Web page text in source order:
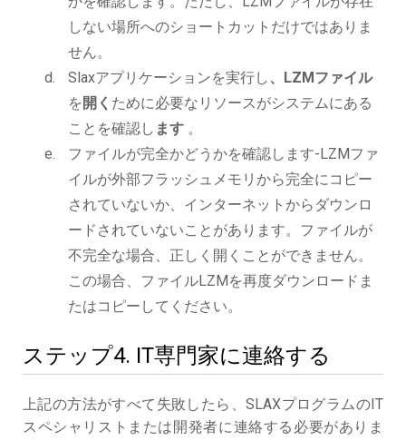
しない場所へのショートカットだけではありま
せん。
Slaxアプリケーションを実行し、LZMファイル
を 開く ために必要なリソースがシステムにある
ことを確認し ます 。
ファイルが完全かどうかを確認します-LZMファ
イルが外部フラッシュメモリから完全にコピー
されていないか、インターネットからダウンロ
ードされていないことがあります。ファイルが
不完全な場合、正しく開くことができません。
この場合、ファイルLZMを再度ダウンロードま
たはコピーしてください。
ステップ4. IT専門家に連絡する
上記の方法がすべて失敗したら、SLAXプログラムのIT
スペシャリストまたは開発者に連絡する必要がありま